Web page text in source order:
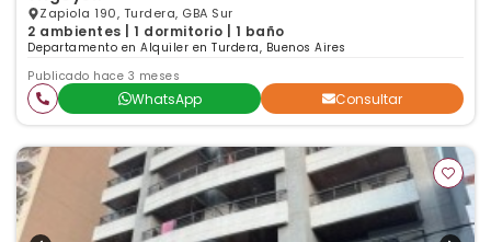
Zapiola 190, Turdera, GBA Sur
2 ambientes | 1 dormitorio | 1 baño
Departamento en Alquiler en Turdera, Buenos Aires
Publicado hace 3 meses
WhatsApp Consultar